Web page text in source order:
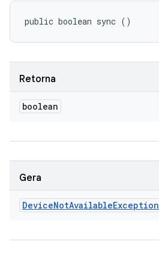
public boolean sync ()
Retorna
boolean
Gera
DeviceNotAvailableException